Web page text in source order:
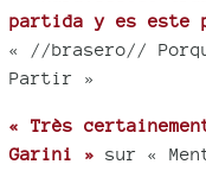
partida y es este
« //brasero//
Partir »
« Très
Garini » sur «